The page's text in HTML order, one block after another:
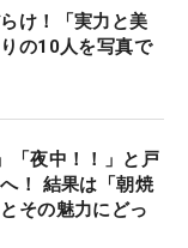
け！「実力と美
の10人を写真で
「夜中！！」と戸
！ 結果は「朝焼
その魅力にどっ